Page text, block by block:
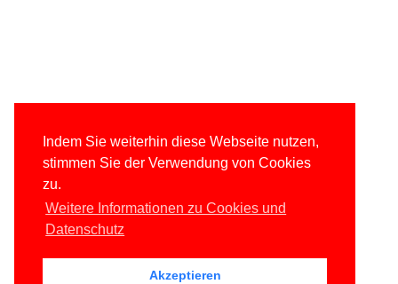
Indem Sie weiterhin diese Webseite nutzen,
stimmen Sie der Verwendung von Cookies
zu.
Weitere Informationen zu Cookies und
Datenschutz
Akzeptieren